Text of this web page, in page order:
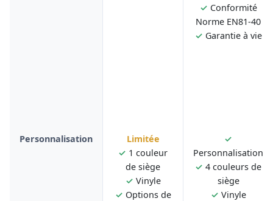
✓ Conformité
Norme EN81-40
✓ Garantie à vie
Personnalisation
Limitée
✓ 1 couleur
de siège
✓ Vinyle
✓ Options de
✓
Personnalisation
✓ 4 couleurs de
siège
✓ Vinyle